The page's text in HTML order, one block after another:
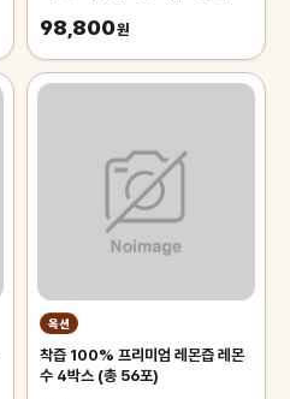
침대 장판 자리_두꺼운 폭신한 튼튼
98,800원
옥션
착즙 100% 프리미엄 레몬즙 레몬
수 4박스 (총 56포)